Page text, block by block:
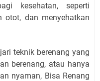
kesehatan, seperti
otot, dan menyehatkan
teknik berenang yang
berenang, atau hanya
nyaman, Bisa Renang